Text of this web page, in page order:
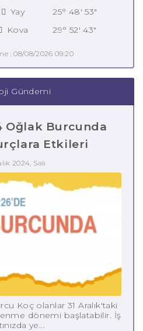
Yay
25° 48' 53"
Kova 29° 52' 43"
: 08/08/2026 09:20
Gündemi
Oğlak Burcunda
Etkileri
2024, Salı
Koç olanlar 31 Aralık'taki
dönemi başlatabilir. İş
ye...